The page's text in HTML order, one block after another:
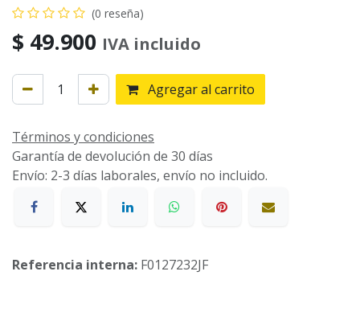
(0 reseña)
$ 49.900 IVA incluido
Agregar al carrito
Términos y condiciones
Garantía de devolución de 30 días
Envío: 2-3 días laborales, envío no incluido.
Referencia interna: F0127232JF